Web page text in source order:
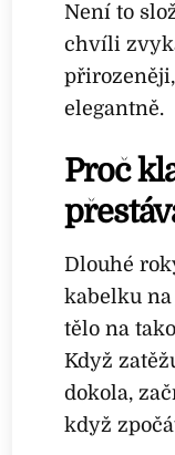
Není to
chvíli
elegantně.
Proč
Dlouhé
kabelku
tělo na
Když
dokola,
když